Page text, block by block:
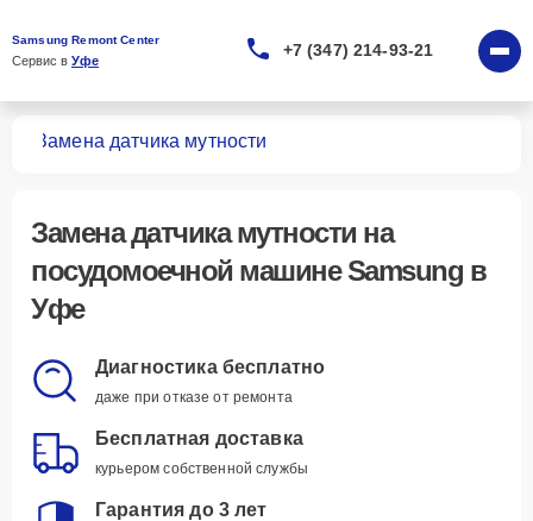
Samsung Remont Center
Сервис в Уфе
+7 (347) 214-93-21
Замена датчика мутности
Замена датчика мутности на
посудомоечной машине Samsung в
Уфе
Диагностика бесплатно
даже при отказе от ремонта
Бесплатная доставка
курьером собственной службы
Гарантия до 3 лет